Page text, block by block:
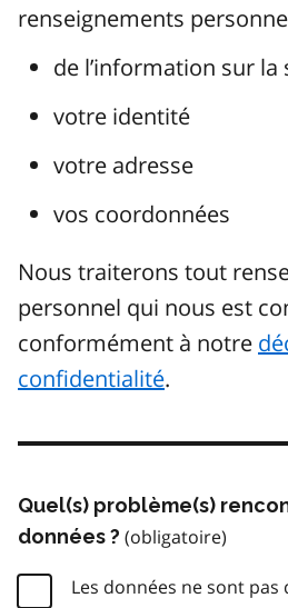
renseignements
de l’information sur la
votre identité
votre adresse
vos coordonnées
Nous traiterons tout
personnel qui nous est
conformément à notre
confidentialité.
Quel(s) problème(s)
données ?
Les données ne sont pas